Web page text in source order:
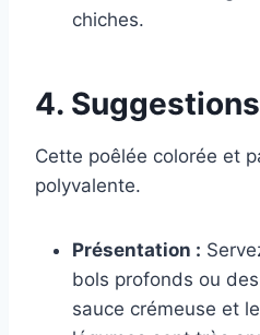
chiches.
4.
Cette poêlée colorée et
polyvalente.
Présentation :
bols profonds ou
sauce crémeuse et